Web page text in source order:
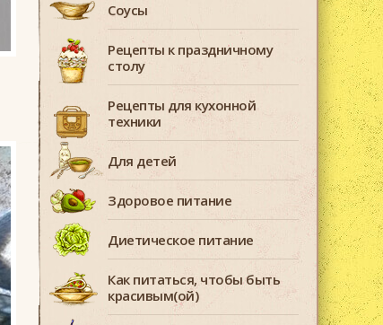
Соусы
Рецепты к праздничному
столу
Рецепты для кухонной
техники
Для детей
Здоровое питание
Диетическое питание
Как питаться, чтобы быть
красивым(ой)